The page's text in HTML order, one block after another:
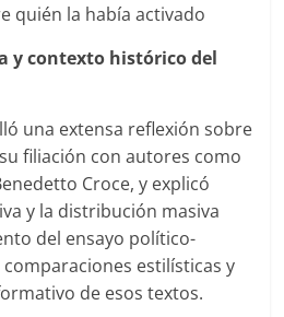
quién la había activado
y contexto histórico del
una extensa reflexión sobre
filiación con autores como
Croce, y explicó
y la distribución masiva
del ensayo político-
estilísticas y
de esos textos.